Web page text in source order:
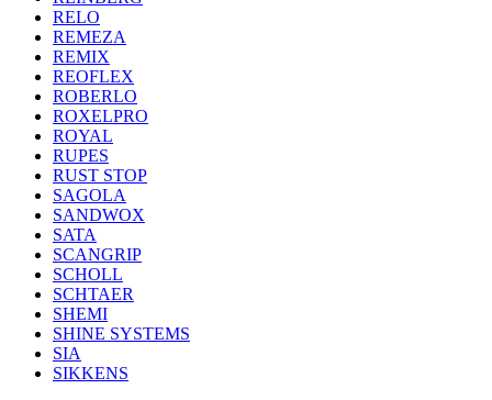
RELO
REMEZA
REMIX
REOFLEX
ROBERLO
ROXELPRO
ROYAL
RUPES
RUST STOP
SAGOLA
SANDWOX
SATA
SCANGRIP
SCHOLL
SCHTAER
SHEMI
SHINE SYSTEMS
SIA
SIKKENS